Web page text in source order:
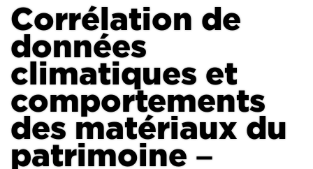
EQUIPEX PATRIMEX
EQUIPEX + ESPADON
PROJETS
CHERCHEURS
Corrélation de
données
climatiques et
comportements
des matériaux du
patrimoine –